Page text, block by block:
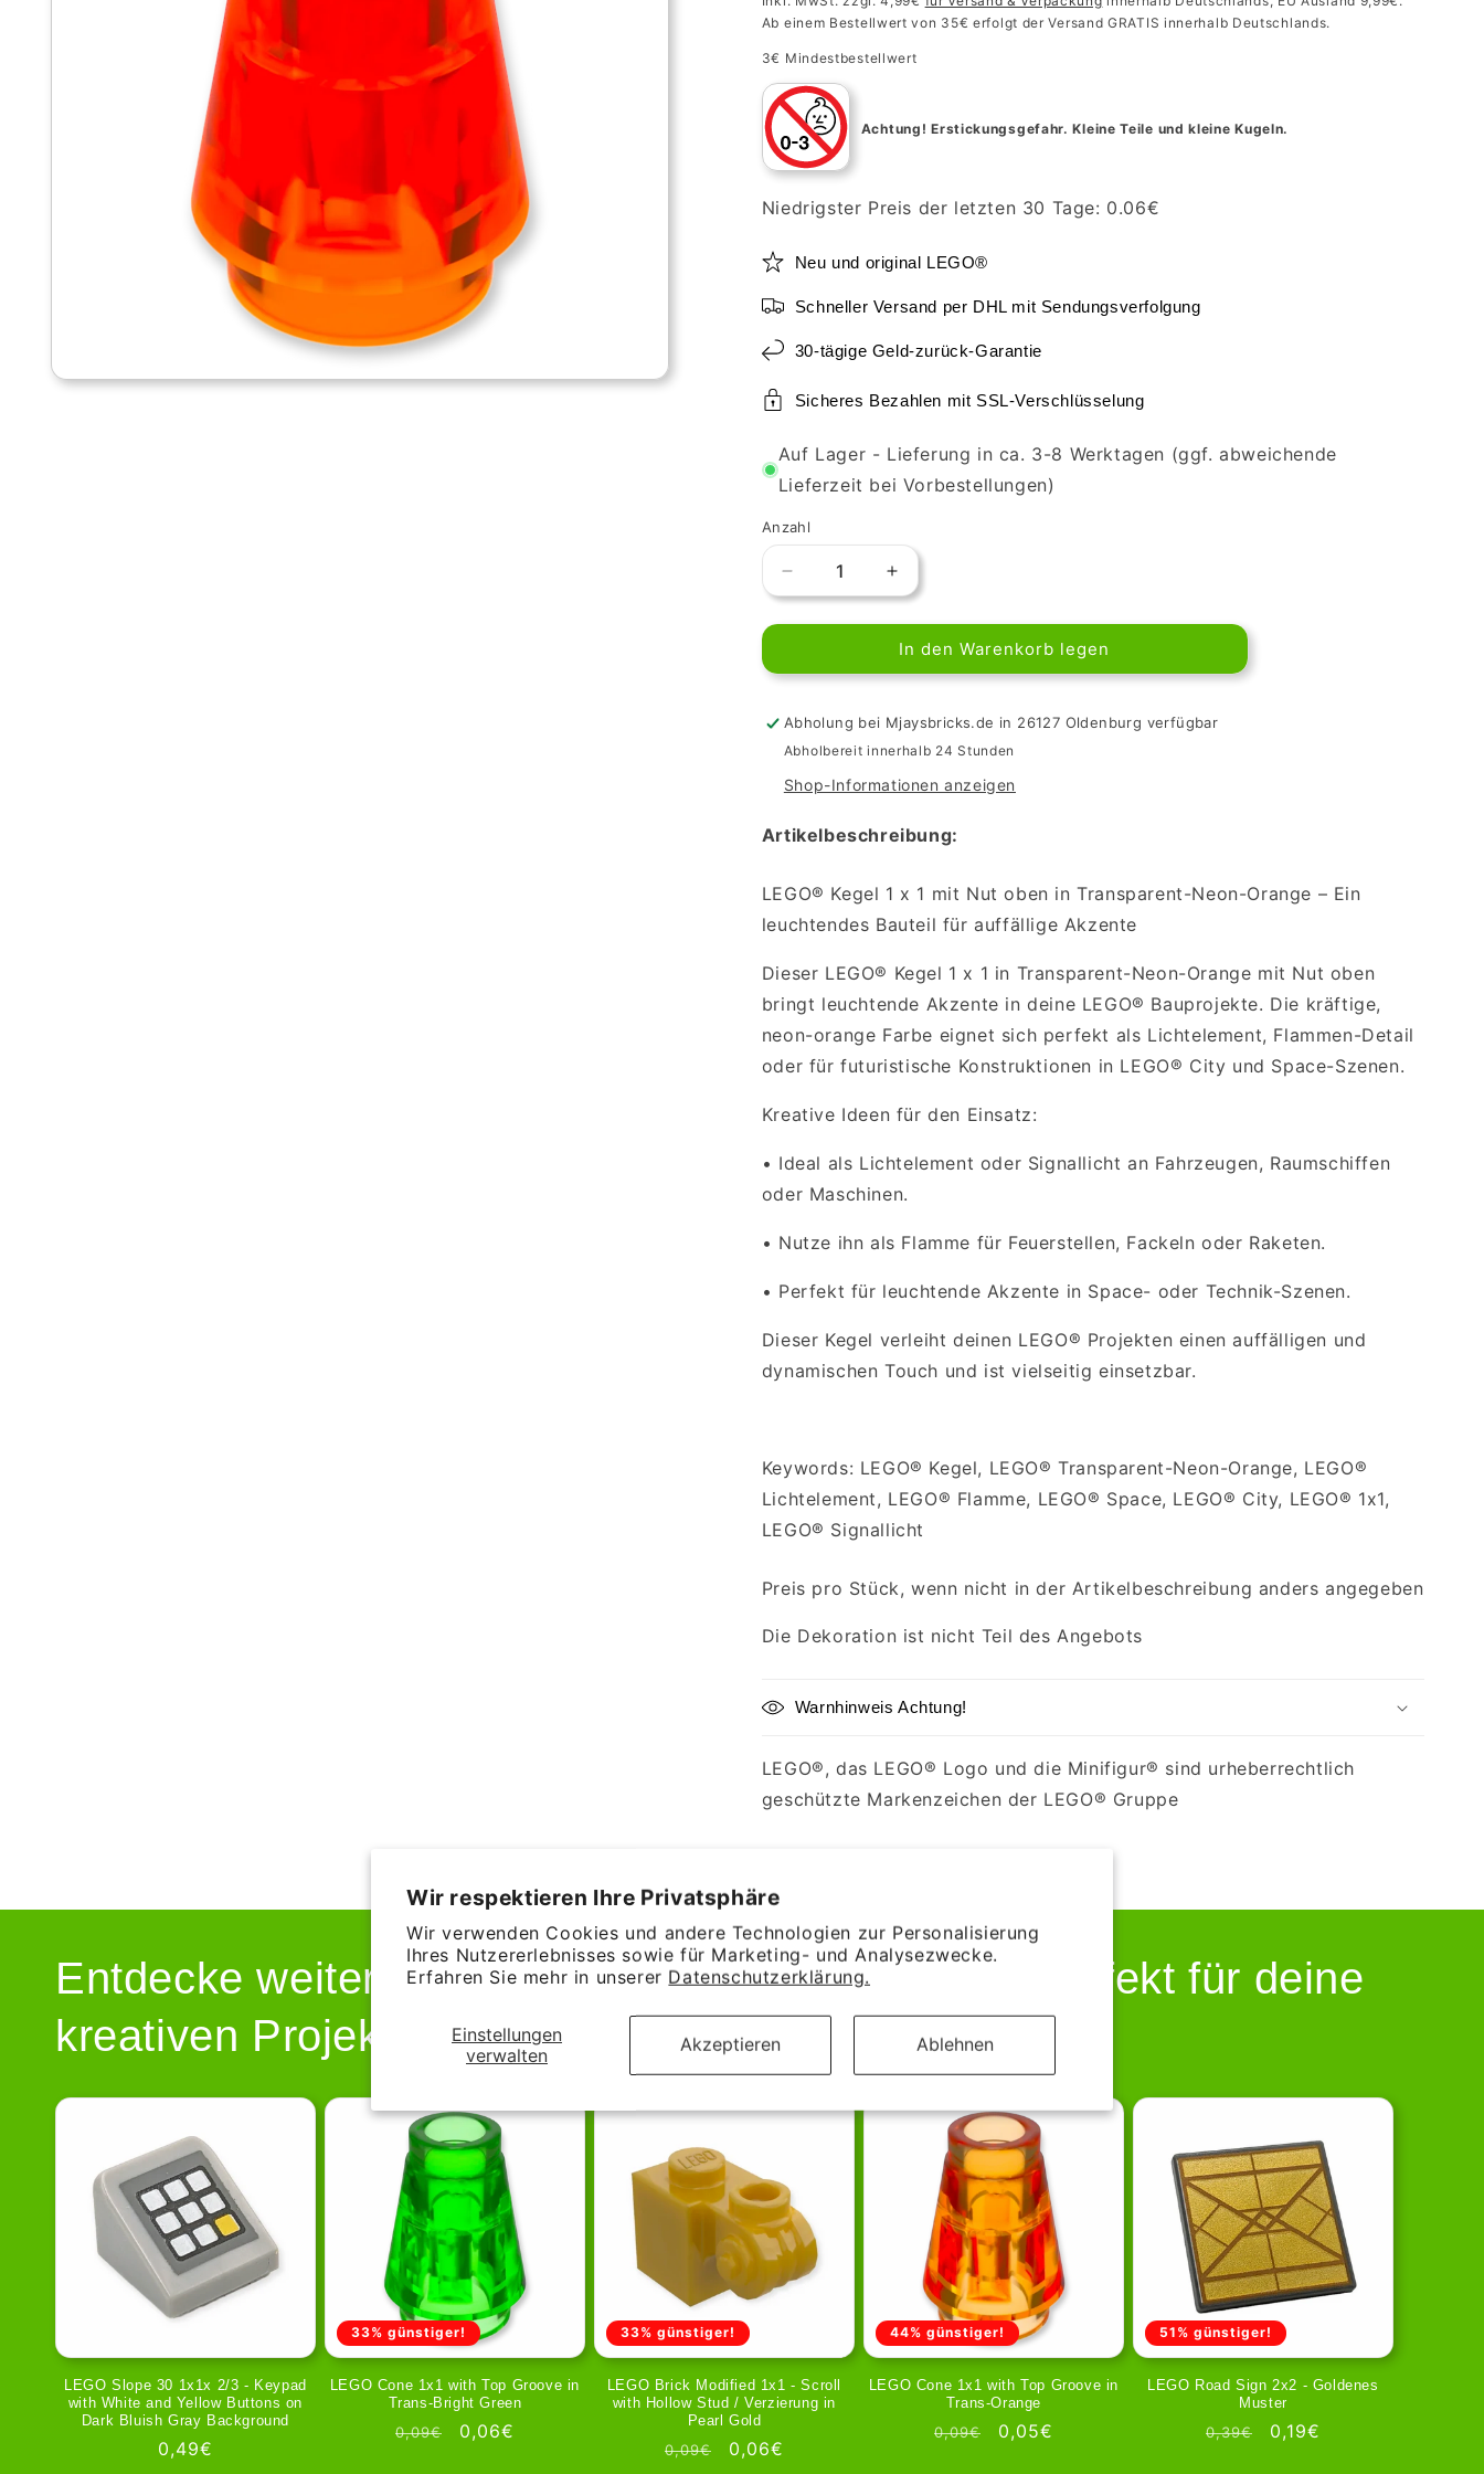
Wir respektieren Ihre Privatsphäre
Wir verwenden Cookies und andere Technologien zur Personalisierung
Ihres Nutzererlebnisses sowie für Marketing- und Analysezwecke.
Erfahren Sie mehr in unserer Datenschutzerklärung.
Einstellungen
verwalten
Akzeptieren Ablehnen
Ab einem Bestellwert von 35€ erfolgt der Versand GRATIS innerhalb Deutschlands.
3€ Mindestbestellwert
Achtung! Erstickungsgefahr. Kleine Teile und kleine Kugeln.
Niedrigster Preis der letzten 30 Tage: 0.06€
Neu und original LEGO®
Schneller Versand per DHL mit Sendungsverfolgung
30-tägige Geld-zurück-Garantie
Sicheres Bezahlen mit SSL-Verschlüsselung
Auf Lager - Lieferung in ca. 3-8 Werktagen (ggf. abweichende
Lieferzeit bei Vorbestellungen)
Anzahl
Verringere
die
Menge
LEGO
1x1
with
Groove
Trans-
Orange
Erhöhe
die
Menge
für
LEGO
1x1
with
Groove
Trans-
Orange
In den Warenkorb legen
Abholung bei Mjaysbricks.de in 26127 Oldenburg verfügbar
Abholbereit innerhalb 24 Stunden
Shop-Informationen anzeigen
Artikelbeschreibung:
LEGO® Kegel 1 x 1 mit Nut oben in Transparent-Neon-Orange – Ein
leuchtendes Bauteil für auffällige Akzente
Dieser LEGO® Kegel 1 x 1 in Transparent-Neon-Orange mit Nut oben
bringt leuchtende Akzente in deine LEGO® Bauprojekte. Die kräftige,
neon-orange Farbe eignet sich perfekt als Lichtelement, Flammen-Detail
oder für futuristische Konstruktionen in LEGO® City und Space-Szenen.
Kreative Ideen für den Einsatz:
• Ideal als Lichtelement oder Signallicht an Fahrzeugen, Raumschiffen
oder Maschinen.
• Nutze ihn als Flamme für Feuerstellen, Fackeln oder Raketen.
• Perfekt für leuchtende Akzente in Space- oder Technik-Szenen.
Dieser Kegel verleiht deinen LEGO® Projekten einen auffälligen und
dynamischen Touch und ist vielseitig einsetzbar.
Keywords: LEGO® Kegel, LEGO® Transparent-Neon-Orange, LEGO®
Lichtelement, LEGO® Flamme, LEGO® Space, LEGO® City, LEGO® 1x1,
LEGO® Signallicht
Preis pro Stück, wenn nicht in der Artikelbeschreibung anders angegeben
Die Dekoration ist nicht Teil des Angebots
Warnhinweis Achtung!
LEGO®, das LEGO® Logo und die Minifigur® sind urheberrechtlich
geschützte Markenzeichen der LEGO® Gruppe
Entdecke weitere spannende Klemmbausteine – perfekt für deine
kreativen Projekte!
LEGO Slope 30 1x1x 2/3 - Keypad
with White and Yellow Buttons on
Dark Bluish Gray Background
Normaler
0,49€
33% günstiger!
LEGO Cone 1x1 with Top Groove in
Trans-Bright Green
Normaler
0,09€ Verkaufspreis
0,06€
33% günstiger!
LEGO Brick Modified 1x1 - Scroll
with Hollow Stud / Verzierung in
Pearl Gold
Normaler
0,09€ Verkaufspreis
0,06€
44% günstiger!
LEGO Cone 1x1 with Top Groove in
Trans-Orange
Normaler
0,09€ Verkaufspreis
0,05€
51% günstiger!
LEGO Road Sign 2x2 - Goldenes
Muster
Normaler
0,39€ Verkaufspreis
0,19€